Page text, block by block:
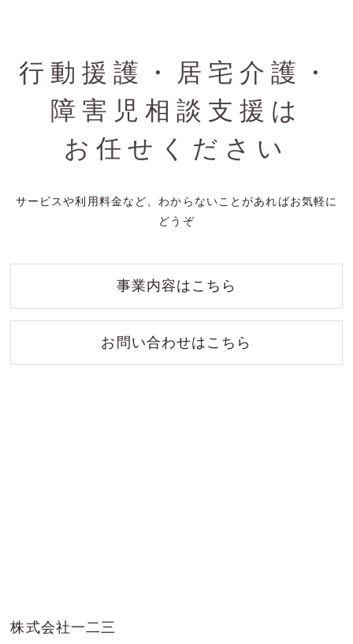
行動援護・居宅介護・
障害児相談支援は
お任せください
サービスや利用料金など、わからないことがあればお気軽に
どうぞ
事業内容はこちら
お問い合わせはこちら
株式会社一二三